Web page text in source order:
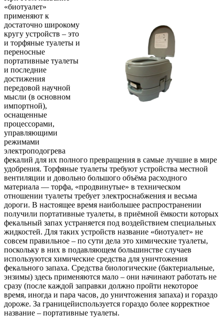
«биотуалет»
применяют к
достаточно широкому
кругу устройств – это
и торфяные туалеты и
переносные
портативные туалеты
и последние
достижения
передовой научной
мысли (в основном
импортной),
оснащенные
процессорами,
управляющими
режимами
электроподогрева
фекалий для их полного превращения в самые лучшие в мире
удобрения. Торфяные туалеты требуют устройства местной
вентиляции и довольно большого объёма расходного
материала — торфа, «продвинутые» в техническом
отношении туалеты требует электроснабжения и весьма
дороги. В настоящее время наибольшее распространении
получили портативные туалеты, в приёмной ёмкости которых
фекальный запах устраняется под воздействием специальных
жидкостей. Для таких устройств название «биотуалет» не
совсем правильное – по сути дела это химические туалеты,
поскольку в них в подавляющем большинстве случаев
используются химические средства для уничтожения
фекального запаха. Средства биологические (бактериальные,
энзимы) здесь применяются мало – они начинают работать не
сразу (после каждой заправки должно пройти некоторое
время, иногда и пара часов, до уничтожения запаха) и гораздо
дороже. За границейиспользуется гораздо более корректное
название – портативные туалеты.